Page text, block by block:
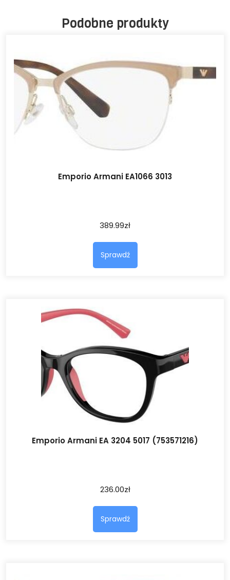
Podobne produkty
Emporio Armani EA1066 3013
389.99zł
Sprawdź
Emporio Armani EA 3204 5017 (753571216)
236.00zł
Sprawdź